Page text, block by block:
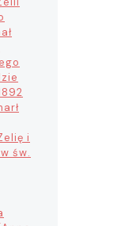
i
św.